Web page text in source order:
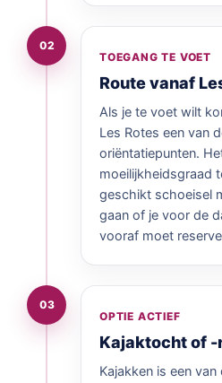
02
TOEGANG TE VOET
Route vanaf
Als je te voet wilt
Les Rotes een van
oriëntatiepunten.
moeilijkheidsgraad
geschikt schoeisel
gaan of je voor de
vooraf moet
03
OPTIE ACTIEF
Kajaktocht of -
Kajakken is een